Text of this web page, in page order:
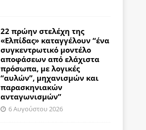
22 πρώην στελέχη της
«Ελπίδας» καταγγέλουν “ένα
συγκεντρωτικό μοντέλο
αποφάσεων από ελάχιστα
πρόσωπα, με λογικές
“αυλών”, μηχανισμών και
παρασκηνιακών
ανταγωνισμών”
6 Αυγούστου 2026